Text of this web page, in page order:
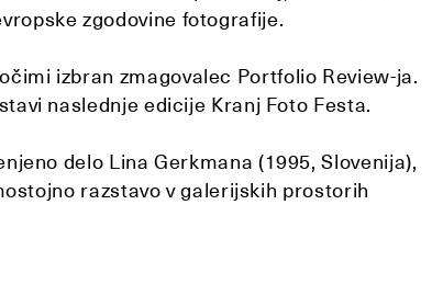
zgodovine fotografije.
izbran zmagovalec Portfolio Review-ja.
naslednje edicije Kranj Foto Festa.
delo Lina Gerkmana (1995, Slovenija),
razstavo v galerijskih prostorih